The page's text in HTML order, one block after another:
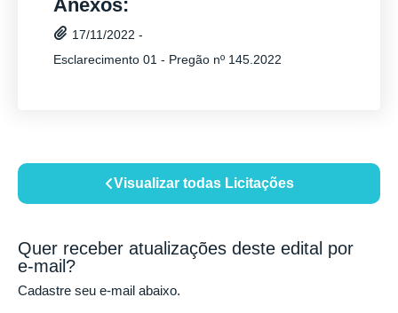
Visualizar todas Licitações
Quer receber atualizações deste edital por
e-mail?
Cadastre seu e-mail abaixo.
Anexos:
17/11/2022 -
Esclarecimento 01 - Pregão nº 145.2022